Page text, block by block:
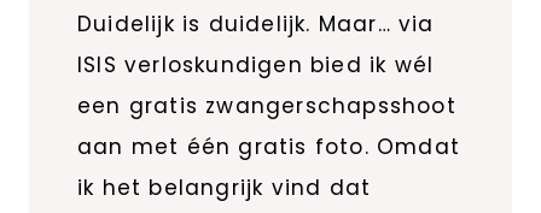
Duidelijk is duidelijk. Maar… via
ISIS verloskundigen bied ik wél
een gratis zwangerschapsshoot
aan met één gratis foto. Omdat
ik het belangrijk vind dat